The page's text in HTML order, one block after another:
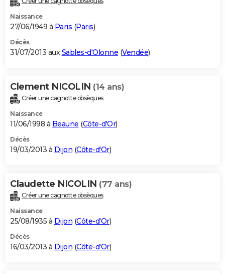
Naissance
27/06/1949 à Paris (Paris)
Décès
31/07/2013 auxSables-d'Olonne (Vendée)
Clement NICOLIN (14 ans)
Créer une cagnotte obsèques
Naissance
11/06/1998 à Beaune (Côte-d'Or)
Décès
19/03/2013 à Dijon (Côte-d'Or)
Claudette NICOLIN (77 ans)
Créer une cagnotte obsèques
Naissance
25/08/1935 à Dijon (Côte-d'Or)
Décès
16/03/2013 à Dijon (Côte-d'Or)